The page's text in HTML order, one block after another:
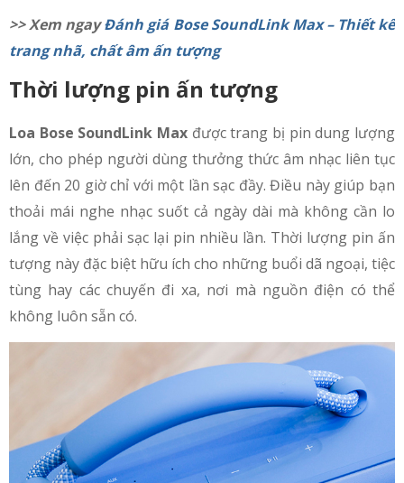
>> Xem ngayĐánh giá Bose SoundLink Max – Thiết kế
trang nhã, chất âm ấn tượng
Thời lượng pin ấn tượng
Loa Bose SoundLink Max được trang bị pin dung lượng
lớn, cho phép người dùng thưởng thức âm nhạc liên tục
lên đến 20 giờ chỉ với một lần sạc đầy. Điều này giúp bạn
thoải mái nghe nhạc suốt cả ngày dài mà không cần lo
lắng về việc phải sạc lại pin nhiều lần. Thời lượng pin ấn
tượng này đặc biệt hữu ích cho những buổi dã ngoại, tiệc
tùng hay các chuyến đi xa, nơi mà nguồn điện có thể
không luôn sẵn có.